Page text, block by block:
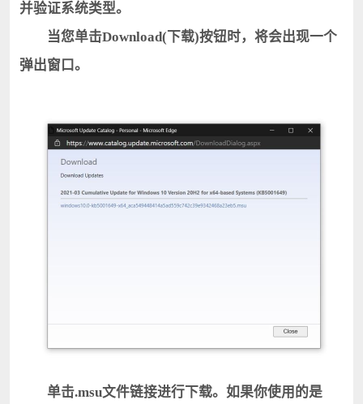
并验证系统类型。
当您单击Download(下载)按钮时，将会出现一个
弹出窗口。
单击.msu文件链接进行下载。如果你使用的是